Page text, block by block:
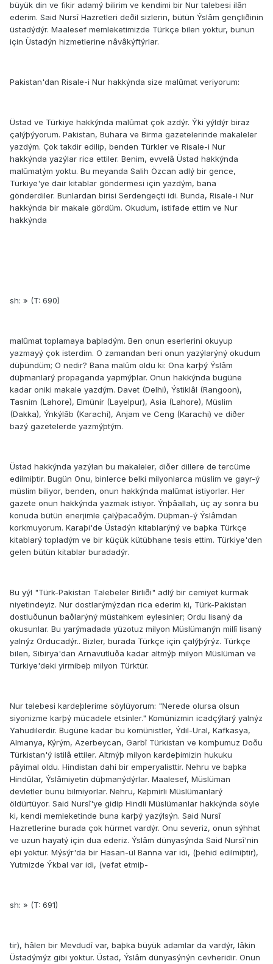
büyük din ve fikir adamý bilirim ve kendimi bir Nur talebesi ilân
ederim. Said Nursî Hazretleri deðil sizlerin, bütün Ýslâm gençliðinin
üstadýdýr. Maalesef memleketimizde Türkçe bilen yoktur, bunun
için Üstadýn hizmetlerine nâvâkýftýrlar.
Pakistan'dan Risale-i Nur hakkýnda size malûmat veriyorum:
Üstad ve Türkiye hakkýnda malûmat çok azdýr. Ýki yýldýr biraz
çalýþýyorum. Pakistan, Buhara ve Birma gazetelerinde makaleler
yazdým. Çok takdir edilip, benden Türkler ve Risale-i Nur
hakkýnda yazýlar rica ettiler. Benim, evvelâ Üstad hakkýnda
malûmatým yoktu. Bu meyanda Salih Özcan adlý bir gence,
Türkiye'ye dair kitablar göndermesi için yazdým, bana
gönderdiler. Bunlardan birisi Serdengeçti idi. Bunda, Risale-i Nur
hakkýnda bir makale gördüm. Okudum, istifade ettim ve Nur
hakkýnda
sh: » (T: 690)
malûmat toplamaya baþladým. Ben onun eserlerini okuyup
yazmayý çok isterdim. O zamandan beri onun yazýlarýný okudum
düþündüm; O nedir? Bana malûm oldu ki: Ona karþý Ýslâm
düþmanlarý propaganda yapmýþlar. Onun hakkýnda bugüne
kadar oniki makale yazdým. Davet (Delhi), Ýstiklâl (Rangoon),
Tasnim (Lahore), Elmünir (Layelpur), Asia (Lahore), Müslim
(Dakka), Ýnkýlâb (Karachi), Anjam ve Ceng (Karachi) ve diðer
bazý gazetelerde yazmýþtým.
Üstad hakkýnda yazýlan bu makaleler, diðer dillere de tercüme
edilmiþtir. Bugün Onu, binlerce belki milyonlarca müslim ve gayr-ý
müslim biliyor, benden, onun hakkýnda malûmat istiyorlar. Her
gazete onun hakkýnda yazmak istiyor. Ýnþâallah, üç ay sonra bu
konuda bütün enerjimle çalýþacaðým. Düþman-ý Ýslâmdan
korkmuyorum. Karaþi'de Üstadýn kitablarýný ve baþka Türkçe
kitablarý topladým ve bir küçük kütübhane tesis ettim. Türkiye'den
gelen bütün kitablar buradadýr.
Bu yýl "Türk-Pakistan Talebeler Birliði" adlý bir cemiyet kurmak
niyetindeyiz. Nur dostlarýmýzdan rica ederim ki, Türk-Pakistan
dostluðunun baðlarýný müstahkem eylesinler; Ordu lisaný da
okusunlar. Bu yarýmadada yüzotuz milyon Müslümanýn millî lisaný
yalnýz Orducadýr.. Bizler, burada Türkçe için çalýþýrýz. Türkçe
bilen, Sibirya'dan Arnavutluða kadar altmýþ milyon Müslüman ve
Türkiye'deki yirmibeþ milyon Türktür.
Nur talebesi kardeþlerime söylüyorum: "Nerede olursa olsun
siyonizme karþý mücadele etsinler." Komünizmin icadçýlarý yalnýz
Yahudilerdir. Bugüne kadar bu komünistler, Ýdil-Ural, Kafkasya,
Almanya, Kýrým, Azerbeycan, Garbî Türkistan ve komþumuz Doðu
Türkistan'ý istilâ ettiler. Altmýþ milyon kardeþimizin hukuku
pâyimal oldu. Hindistan dahi bir emperyalisttir. Nehru ve baþka
Hindûlar, Ýslâmiyetin düþmanýdýrlar. Maalesef, Müslüman
devletler bunu bilmiyorlar. Nehru, Keþmirli Müslümanlarý
öldürtüyor. Said Nursî'ye gidip Hindli Müslümanlar hakkýnda söyle
ki, kendi memleketinde buna karþý yazýlsýn. Said Nursî
Hazretlerine burada çok hürmet vardýr. Onu severiz, onun sýhhat
ve uzun hayatý için dua ederiz. Ýslâm dünyasýnda Said Nursî'nin
eþi yoktur. Mýsýr'da bir Hasan-ül Banna var idi, (þehid edilmiþtir),
Yutmizde Ýkbal var idi, (vefat etmiþ-
sh: » (T: 691)
tir), hâlen bir Mevdudî var, baþka büyük adamlar da vardýr, lâkin
Üstadýmýz gibi yoktur. Üstad, Ýslâm dünyasýnýn cevheridir. Onun